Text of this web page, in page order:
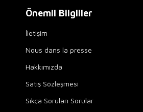
Önemli Bilgliler
İletişim
Nous dans la presse
Hakkımızda
Satış Sözleşmesi
Sıkça Sorulan Sorular